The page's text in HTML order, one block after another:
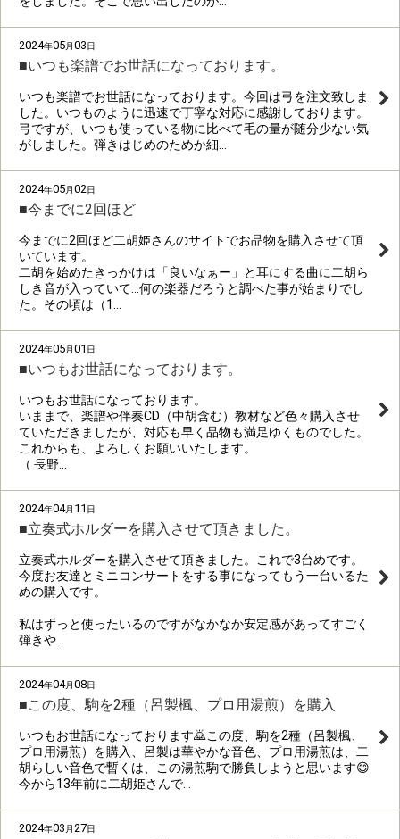
2024年05月03日
■いつも楽譜でお世話になっております。
いつも楽譜でお世話になっております。今回は弓を注文致しま
した。いつものように迅速で丁寧な対応に感謝しております。
弓ですが、いつも使っている物に比べて毛の量が随分少ない気
がしました。弾きはじめのためか細…
2024年05月02日
■今までに2回ほど
今までに2回ほど二胡姫さんのサイトでお品物を購入させて頂
いています。
二胡を始めたきっかけは「良いなぁー」と耳にする曲に二胡ら
しき音が入っていて…何の楽器だろうと調べた事が始まりでし
た。その頃は（1…
2024年05月01 日
■いつもお世話になっております。
いつもお世話になっております。
いままで、楽譜や伴奏CD（中胡含む）教材など色々購入させ
ていただきましたが、対応も早く品物も満足ゆくものでした。
これからも、よろしくお願いいたします。
（ 長野…
2024年04月 11 日
■立奏式ホルダーを購入させて頂きました。
立奏式ホルダーを購入させて頂きました。これで3台めです。
今度お友達とミニコンサートをする事になってもう一台いるた
めの購入です。
私はずっと使ったいるのですがなかなか安定感があってすごく
弾きや…
2024年04月08日
■この度、駒を2種（呂製楓、プロ用湯煎）を購入
いつもお世話になっております🙇この度、駒を2種（呂製楓、
プロ用湯煎）を購入、呂製は華やかな音色、プロ用湯煎は、二
胡らしい音色で暫くは、この湯煎駒で勝負しようと思います😄
今から13年前に二胡姫さんで…
2024年03 月27日